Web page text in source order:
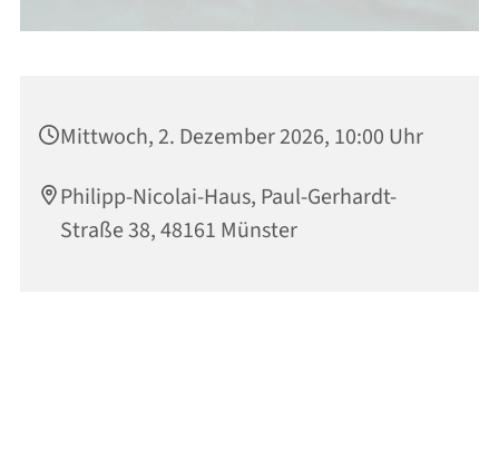
Mittwoch, 2. Dezember 2026, 10:00 Uhr
Philipp-Nicolai-Haus, Paul-Gerhardt-
Straße 38, 48161 Münster